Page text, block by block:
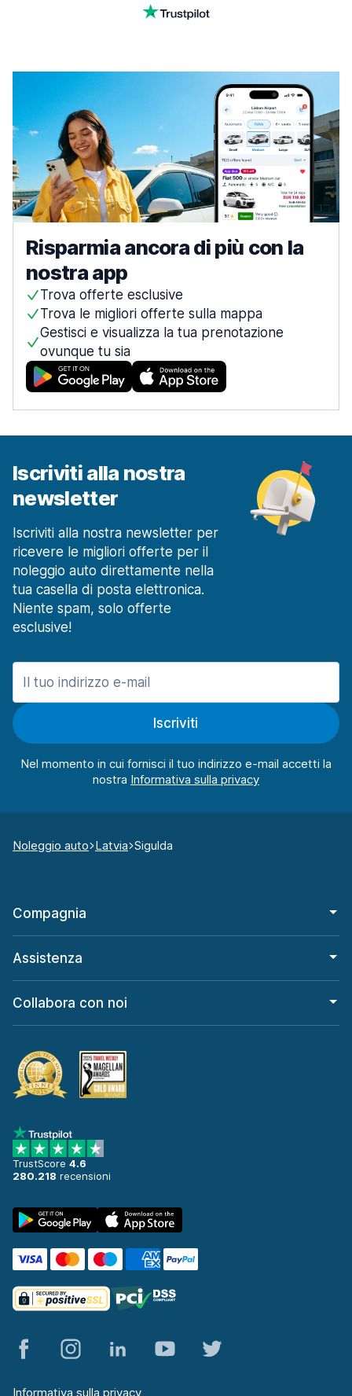
Risparmia ancora di più con la
nostra app
Trova offerte esclusive
Trova le migliori offerte sulla mappa
Gestisci e visualizza la tua prenotazione
ovunque tu sia
Iscriviti alla nostra
newsletter
Iscriviti alla nostra newsletter per
ricevere le migliori offerte per il
noleggio auto direttamente nella
tua casella di posta elettronica.
Niente spam, solo offerte
esclusive!
Iscriviti
Nel momento in cui fornisci il tuo indirizzo e-mail accetti la
nostra
Noleggio auto Latvia Sigulda
Compagnia
Assistenza
Collabora con noi
TrustScore 4.6
280.218 recensioni
Informativa sulla privacy